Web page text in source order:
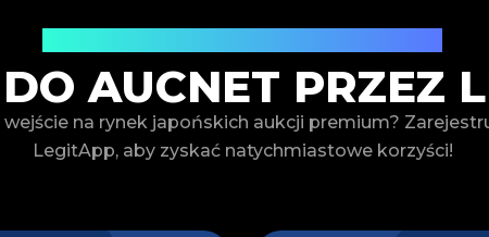
AUCNET PRZEZ
na rynek japońskich aukcji premium?
LegitApp, aby zyskać natychmiastowe korzyści!